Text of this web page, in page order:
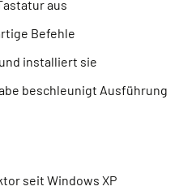
aus
Befehle
installiert sie
beschleunigt Ausführung
seit Windows XP